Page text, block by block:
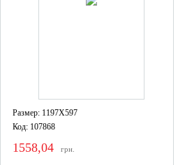
Размер: 1197X597
Код: 107868
1558,04 грн.